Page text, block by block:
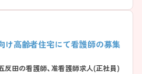
け高齢者住宅にて看護師の募集
田の看護師、准看護師求人(正社員)